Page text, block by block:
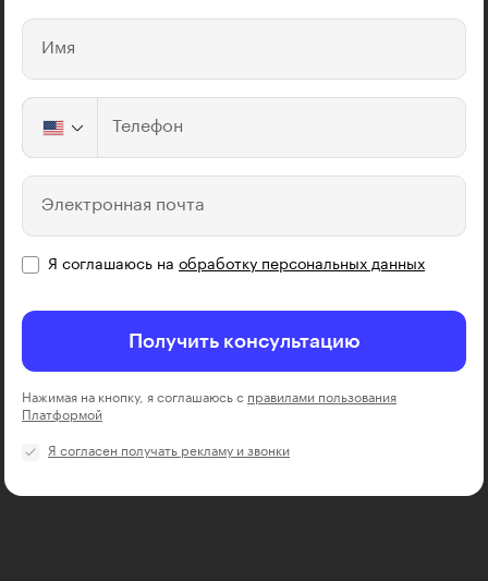
Имя
Телефон
Электронная почта
Я соглашаюсь на обработку персональных данных
Получить консультацию
Нажимая на кнопку, я соглашаюсь с правилами пользования
Платформой
Я согласен получать рекламу и звонки